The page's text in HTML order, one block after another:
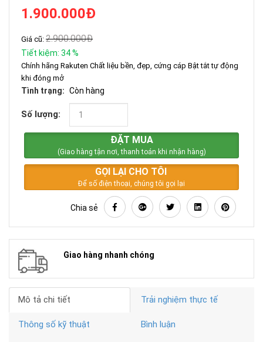
1.900.000Đ
Giá cũ: 2.900.000Đ
Tiết kiệm: 34%
Chính hãng Rakuten Chất liệu bền, đẹp, cứng cáp Bật tắt tự động
khi đóng mở
Tình trạng: Còn hàng
Số lượng:
ĐẶT MUA
(Giao hàng tận nơi, thanh toán khi nhận hàng)
GỌI LẠI CHO TÔI
Để số điện thoại, chúng tôi gọi lại
Chia sẻ
Giao hàng nhanh chóng
Mô tả chi tiết Trải nghiệm thực tế
Thông số kỹ thuật Bình luận